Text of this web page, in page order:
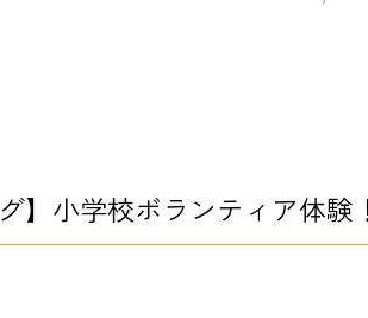
】小学校ボランティア体験